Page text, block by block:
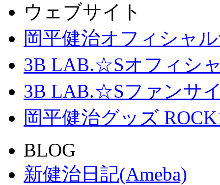
ウェブサイト
岡平健治オフィシャ
3B LAB.☆Sオフィシ
3B LAB.☆Sファンサイ
岡平健治グッズ
BLOG
新健治日記(Ameba)